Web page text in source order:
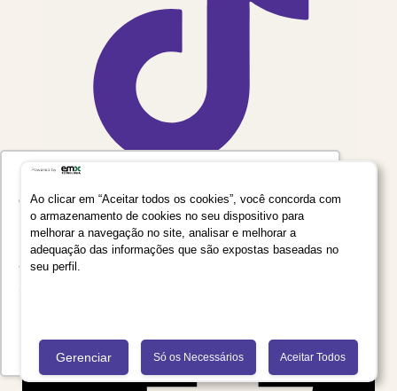
Utilizamos seus dados para oferecer uma
experiência mais relevante ao analisar e
personalizar conteúdos e anúncios em nossa
plataforma e em serviços de terceiros. Consulte
a Política de Privacidade de Dados do Grupo
Recusar Cookies Aceitar Cookies
Ao clicar em “Aceitar todos os cookies”, você concorda com
o armazenamento de cookies no seu dispositivo para
melhorar a navegação no site, analisar e melhorar a
adequação das informações que são expostas baseadas no
seu perfil.
Gerenciar Só os Necessários Aceitar Todos